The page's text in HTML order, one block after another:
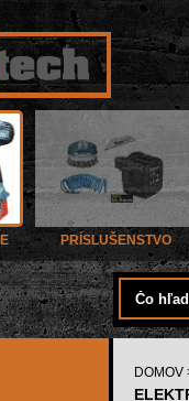
PRÍSLUŠENSTVO
DOMOV